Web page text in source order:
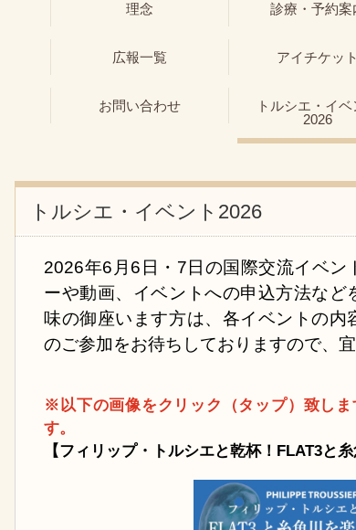
理念 診療・予約案
広報一覧 アイチケッ
お問い合わせ
トルシエ・イベ
2026
トルシエ・イベント2026
2026年6月6日・7日の国際交流イベン
ーや動画、イベントへの申込方法など
味の御座います方は、各イベントの
のご参加をお待ちしておりますので、
※以下の画像をクリック（タップ）致し
す。
【フィリップ・トルシエと乾杯！FLAT3と